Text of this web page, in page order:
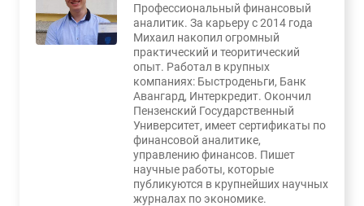
Профессиональный финансовый
аналитик. За карьеру с 2014 года
Михаил накопил огромный
практический и теоритический
опыт. Работал в крупных
компаниях: Быстроденьги, Банк
Авангард, Интеркредит. Окончил
Пензенский Государственный
Университет, имеет сертификаты по
финансовой аналитике,
управлению финансов. Пишет
научные работы, которые
публикуются в крупнейших научных
журналах по экономике.